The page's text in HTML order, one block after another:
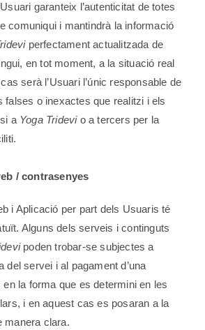
garanteix l’autenticitat de totes
comuniqui i mantindrà la informació
perfectament actualitzada de
en tot moment, a la situació real
serà l’Usuari l’únic responsable de
falses o inexactes que realitzi i els
a Yoga Tridevio a tercers per la
/ contrasenyes
i Aplicació per part dels Usuaris té
Alguns dels serveis i continguts
poden trobar-se subjectes a
del servei i al pagament d’una
la forma que es determini en les
i en aquest cas es posaran a la
manera clara.